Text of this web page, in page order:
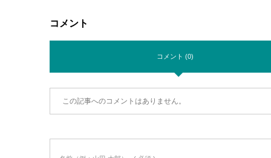
コメント
コメント (0)
この記事へのコメントはありません。